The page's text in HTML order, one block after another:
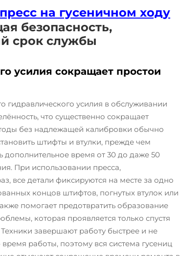
на гусеничном ходу
безопасность,
срок службы
усилия сокращает простои
гидравлического усилия в обслуживании
что существенно сокращает
без надлежащей калибровки обычно
штифты и втулки, прежде чем
дополнительное время от 30 до даже 50
При использовании пресса,
все детали фиксируются на месте за одно
концов штифтов, погнутых втулок или
помогает предотвратить образование
которая проявляется только спустя
завершают работу быстрее и не
работы, поэтому вся система гусениц